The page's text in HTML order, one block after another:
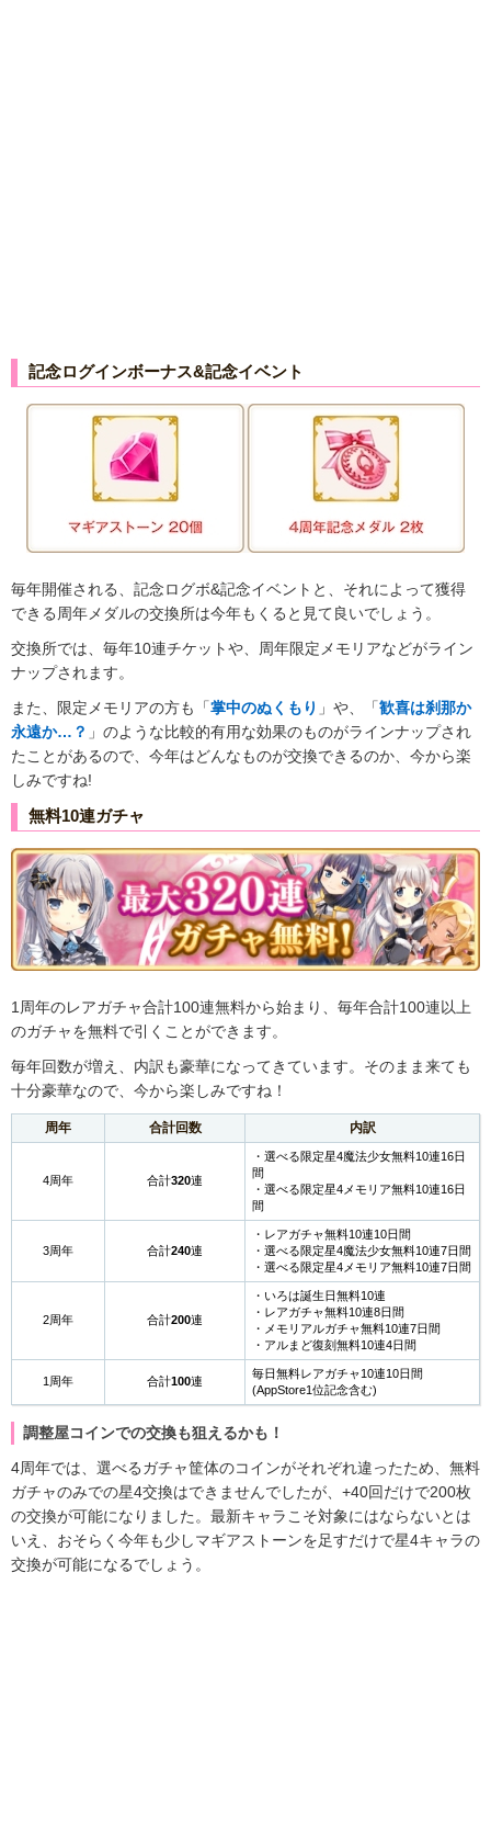
記念ログインボーナス&記念イベント
毎年開催される、記念ログボ&記念イベントと、それによって獲得
できる周年メダルの交換所は今年もくると見て良いでしょう。
交換所では、毎年10連チケットや、周年限定メモリアなどがライン
ナップされます。
また、限定メモリアの方も「掌中のぬくもり 」や、「歓喜は刹那か
永遠か…？ 」のような比較的有用な効果のものがラインナップされ
たことがあるので、今年はどんなものが交換できるのか、今から楽
しみですね!
無料10連ガチャ
1周年のレアガチャ合計100連無料から始まり、毎年合計100連以上
のガチャを無料で引くことができます。
毎年回数が増え、内訳も豪華になってきています。そのまま来ても
十分豪華なので、今から楽しみですね！
周年 合計回数 内訳
4周年 合計320連
・選べる限定星4魔法少女無料10連16日
間
・選べる限定星4メモリア無料10連16日
間
3周年 合計240連
・レアガチャ無料10連10日間
・選べる限定星4魔法少女無料10連7日間
・選べる限定星4メモリア無料10連7日間
2周年 合計200連
・いろは誕生日無料10連
・レアガチャ無料10連8日間
・メモリアルガチャ無料10連7日間
・アルまど復刻無料10連4日間
1周年 合計100連
毎日無料レアガチャ10連10日間
(AppStore1位記念含む)
調整屋コインでの交換も狙えるかも！
4周年では、選べるガチャ筐体のコインがそれぞれ違ったため、無料
ガチャのみでの星4交換はできませんでしたが、+40回だけで200枚
の交換が可能になりました。最新キャラこそ対象にはならないとは
いえ、おそらく今年も少しマギアストーンを足すだけで星4キャラの
交換が可能になるでしょう。